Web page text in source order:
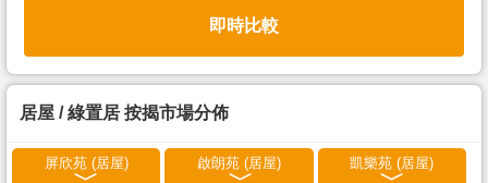
即時比較
居屋 / 綠置居 按揭市場分佈
屏欣苑 (居屋) 啟朗苑 (居屋) 凱樂苑 (居屋)